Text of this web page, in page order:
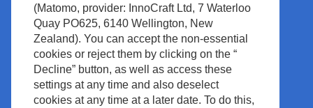
(Matomo, provider: InnoCraft Ltd, 7 Waterloo
Quay PO625, 6140 Wellington, New
Zealand). You can accept the non-essential
cookies or reject them by clicking on the “
Decline” button, as well as access these
settings at any time and also deselect
cookies at any time at a later date. To do this,